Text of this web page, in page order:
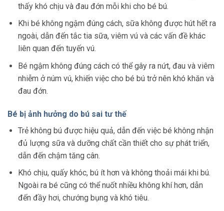
thấy khó chịu và đau đớn mỗi khi cho bé bú.
Khi bé không ngậm đúng cách, sữa không được hút hết ra
ngoài, dẫn đến tắc tia sữa, viêm vú và các vấn đề khác
liên quan đến tuyến vú.
Bé ngậm không đúng cách có thể gây ra nứt, đau và viêm
nhiễm ở núm vú, khiến việc cho bé bú trở nên khó khăn và
đau đớn.
Bé bị ảnh hưởng do bú sai tư thế
Trẻ không bú được hiệu quả, dẫn đến việc bé không nhận
đủ lượng sữa và dưỡng chất cần thiết cho sự phát triển,
dẫn đến chậm tăng cân.
Khó chịu, quấy khóc, bú ít hơn và không thoải mái khi bú.
Ngoài ra bé cũng có thể nuốt nhiều không khí hơn, dẫn
đến đầy hơi, chướng bụng và khó tiêu.